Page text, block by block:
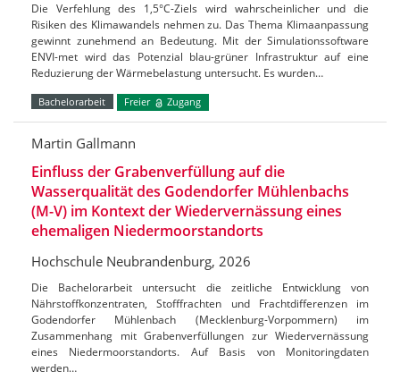
Die Verfehlung des 1,5°C-Ziels wird wahrscheinlicher und die
Risiken des Klimawandels nehmen zu. Das Thema Klimaanpassung
gewinnt zunehmend an Bedeutung. Mit der Simulationssoftware
ENVI-met wird das Potenzial blau-grüner Infrastruktur auf eine
Reduzierung der Wärmebelastung untersucht. Es wurden…
Bachelorarbeit Freier Zugang
Martin Gallmann
Einfluss der Grabenverfüllung auf die
Wasserqualität des Godendorfer Mühlenbachs
(M-V) im Kontext der Wiedervernässung eines
ehemaligen Niedermoorstandorts
Hochschule Neubrandenburg, 2026
Die Bachelorarbeit untersucht die zeitliche Entwicklung von
Nährstoffkonzentraten, Stofffrachten und Frachtdifferenzen im
Godendorfer Mühlenbach (Mecklenburg-Vorpommern) im
Zusammenhang mit Grabenverfüllungen zur Wiedervernässung
eines Niedermoorstandorts. Auf Basis von Monitoringdaten
werden…